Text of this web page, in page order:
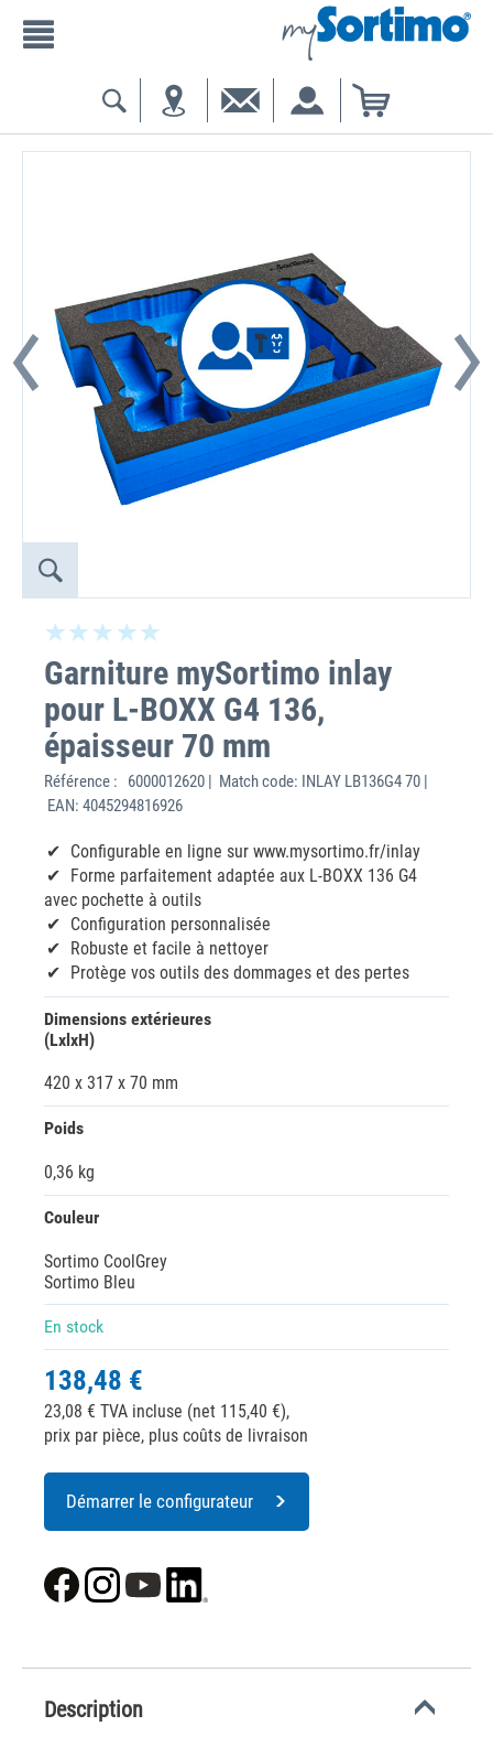
Garniture mySortimo inlay
pour L-BOXX G4 136,
épaisseur 70 mm
Référence :
6000012620 | Match code: INLAY LB136G4 70 |
EAN: 4045294816926
Configurable en ligne sur www.mysortimo.fr/inlay
Forme parfaitement adaptée aux L-BOXX 136 G4
avec pochette à outils
Configuration personnalisée
Robuste et facile à nettoyer
Protège vos outils des dommages et des pertes
Dimensions extérieures
(LxlxH)
420 x 317 x 70 mm
Poids
0,36 kg
Couleur
Sortimo CoolGrey
Sortimo Bleu
En stock
138,48 €
23,08 € TVA incluse (net 115,40 €),
prix par pièce, plus coûts de livraison
Démarrer le configurateur
Description